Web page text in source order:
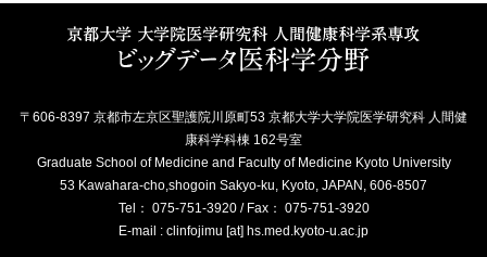
〒606-8397 京都市左京区聖護院川原町53 京都大学大学院医学研究科 人間健
康科学科棟 162号室
Graduate School of Medicine and Faculty of Medicine Kyoto University
53 Kawahara-cho,shogoin Sakyo-ku, Kyoto, JAPAN, 606-8507
Tel： 075-751-3920 / Fax： 075-751-3920
E-mail : clinfojimu [at] hs.med.kyoto-u.ac.jp